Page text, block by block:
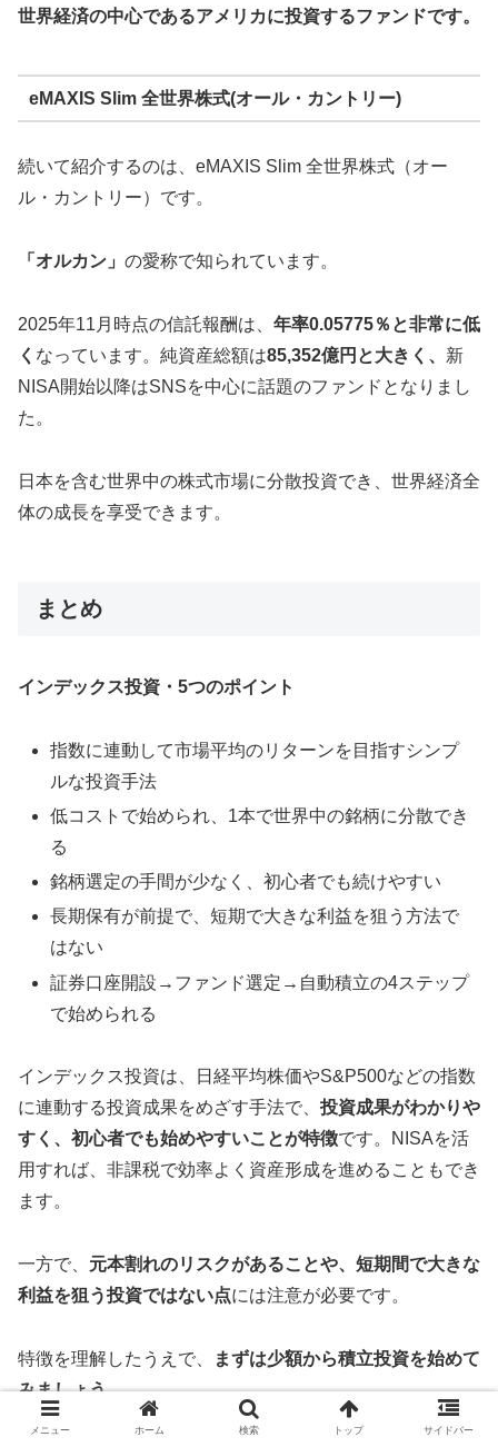
世界経済の中心であるアメリカに投資するファンドです。
eMAXIS Slim 全世界株式(オール・カントリー)
続いて紹介するのは、eMAXIS Slim 全世界株式（オー
ル・カントリー）です。
「オルカン」 の愛称で知られています。
2025年11月時点の信託報酬は、 年率0.05775％と非常に低
く なっています。純資産総額は85,352億円と大きく、 新
NISA開始以降はSNSを中心に話題のファンドとなりまし
た。
日本を含む世界中の株式市場に分散投資でき、世界経済全
体の成長を享受できます。
まとめ
インデックス投資・5つのポイント
指数に連動して市場平均のリターンを目指すシンプ
ルな投資手法
低コストで始められ、1本で世界中の銘柄に分散でき
る
銘柄選定の手間が少なく、初心者でも続けやすい
長期保有が前提で、短期で大きな利益を狙う方法で
はない
証券口座開設→ファンド選定→自動積立の4ステップ
で始められる
インデックス投資は、日経平均株価やS&P500などの指数
に連動する投資成果をめざす手法で、 投資成果がわかりや
すく、初心者でも始めやすいことが特徴です。NISAを活
用すれば、非課税で効率よく資産形成を進めることもでき
ます。
一方で、 元本割れのリスクがあることや、短期間で大きな
利益を狙う投資ではない点には注意が必要です。
特徴を理解したうえで、
まずは少額から積立投資を始めて
みましょう。
メニュー ホーム 検索 トップ サイドバー